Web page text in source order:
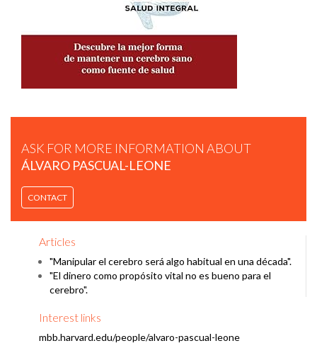
ASK FOR MORE INFORMATION ABOUT
ÁLVARO PASCUAL-LEONE
CONTACT
Articles
"Manipular el cerebro será algo habitual en una década".
"El dinero como propósito vital no es bueno para el
cerebro".
Interest links
mbb.harvard.edu/people/alvaro-pascual-leone
ÁLVARO PASCUAL-LEONE | BARCELONA BRAIN HEALTH
ÁLVARO PASCUAL-LEONE | “EN EL PRÓXIMO MINUTO, TU